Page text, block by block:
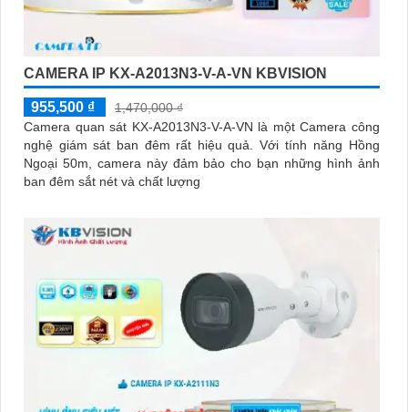
CAMERA IP KX-A2013N3-V-A-VN KBVISION
955,500 ₫
1,470,000 ₫
Camera quan sát KX-A2013N3-V-A-VN là một Camera công
nghệ giám sát ban đêm rất hiệu quả. Với tính năng Hồng
Ngoại 50m, camera này đảm bảo cho bạn những hình ảnh
ban đêm sắt nét và chất lượng